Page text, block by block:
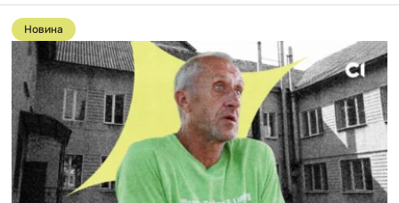
вирішення
питання
екстрадиції
СБУ
(ОНОВЛЕНО)
Перейти
до
публікації
«Я
не
можу
сказати,
що
не
винний»,
обвинувачений
Новина